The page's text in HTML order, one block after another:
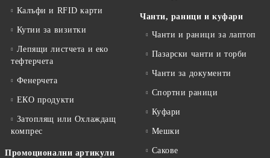
Калъфи и RFID карти
Кутии за визитки
Лепящи листчета и еко
тефтeрчета
Фенерчета
ЕКО продукти
Затоплящ или Охлаждащ
компрес
Промоционални артикули
Чанти, раници и куфари
Чанти и раници за лаптоп
Пазарски чанти и торби
Чанти за документи
Спортни раници
Куфари
Мешки
Сакове